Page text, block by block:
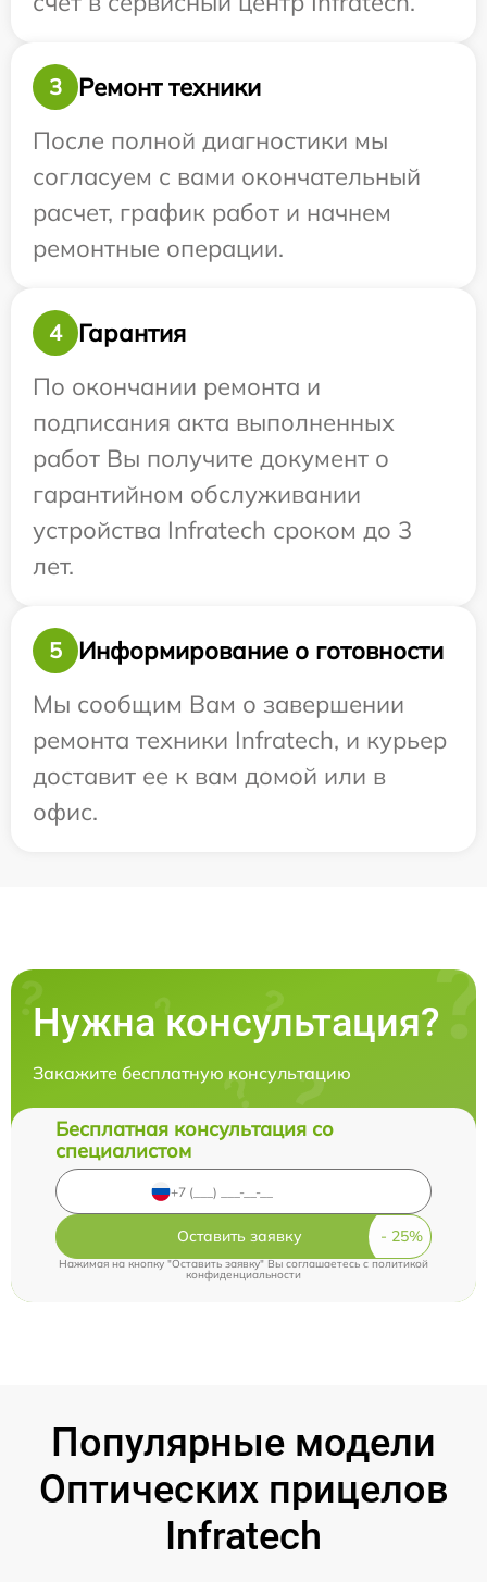
3
Ремонт техники
После полной диагностики мы
согласуем с вами окончательный
расчет, график работ и начнем
ремонтные операции.
4
Гарантия
По окончании ремонта и
подписания акта выполненных
работ Вы получите документ о
гарантийном обслуживании
устройства Infratech сроком до 3
лет.
5
Информирование о готовности
Мы сообщим Вам о завершении
ремонта техники Infratech, и курьер
доставит ее к вам домой или в
офис.
Нужна консультация?
Закажите бесплатную консультацию
Бесплатная консультация со
специалистом
Оставить заявку
Нажимая на кнопку "Оставить заявку" Вы соглашаетесь c политикой
конфиденциальности
Популярные модели
Оптических прицелов
Infratech